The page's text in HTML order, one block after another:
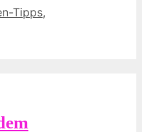
Tipps,